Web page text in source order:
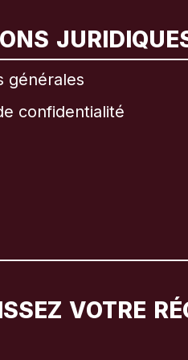
générales
confidentialité
VOTRE